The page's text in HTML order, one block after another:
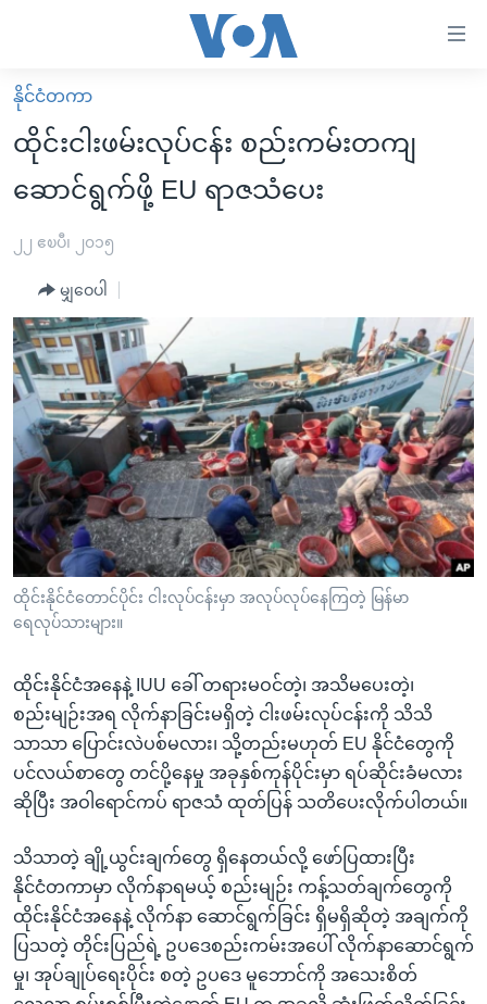
လွယ်ကူ
စေ
များ
အကြောင်းအရာ
သို့
ကျော်
ကြည့်
ရန်
ပင်မ
အ
ညွန်း
စာမျက်နှာ
သို့
ကျော်
ကြည့်
ရှာဖွေ
နေရာ
ကျော်
မူလစာမျက်နှာ
မြန်မာ
ကမ္ဘာ့သတင်းများ
နိုင်ငံတကာ
အစ္စရေး-ပါလက်စတိုင်း
ဗွီဒီယို
ရပ်ဝန်းတခု လမ်းတခု အလွန်
အင်္ဂလိပ်စာလေ့လာမယ်
အမေရိကန်သုံးအီဒီယံ
မကြေးမုံရဲ့ အင်္ဂလိပ်စာ
ရုပ်ရှင်ထဲက အင်္ဂလိပ်စာ
သုတပဒေသာ အင်္ဂလိပ်စာ
အပတ်စဉ်ကဏ္ဍများ
ရေဒီယို
တီဗွီ
ရေဒီယိုနှင့်ရုပ်သံ အချက်အလက်များ
ရေဒီယို/တီဗွီအစီအစဉ်
Learning English
ဗွီအိုအေ လူမှုကွန်ယက်များ
ဘာသာစကားများ
နိုင်ငံတကာ
ထိုင်းငါးဖမ်းလုပ်ငန်း စည်းကမ်းတကျ
ဆောင်ရွက်ဖို့ EU ရာဇသံပေး
၂၂ ဧၿပီ၊ ၂၀၁၅
မျှဝေပါ
ထိုင်းနိုင်ငံတောင်ပိုင်း ငါးလုပ်ငန်းမှာ အလုပ်လုပ်နေကြတဲ့ မြန်မာ
ရေလုပ်သားများ။
ထိုင်းနိုင်ငံအနေနဲ့ IUU ခေါ် တရားမဝင်တဲ့၊ အသိမပေးတဲ့၊
စည်းမျဉ်းအရ လိုက်နာခြင်းမရှိတဲ့ ငါးဖမ်းလုပ်ငန်းကို သိသိ
သာသာ ပြောင်းလဲပစ်မလား၊ သို့တည်းမဟုတ် EU နိုင်ငံတွေကို
ပင်လယ်စာတွေ တင်ပို့နေမှု အခုနှစ်ကုန်ပိုင်းမှာ ရပ်ဆိုင်းခံမလား
ဆိုပြီး အဝါရောင်ကပ် ရာဇသံ ထုတ်ပြန် သတိပေးလိုက်ပါတယ်။
သိသာတဲ့ ချို့ယွင်းချက်တွေ ရှိနေတယ်လို့ ဖော်ပြထားပြီး
နိုင်ငံတကာမှာ လိုက်နာရမယ့် စည်းမျဉ်း ကန့်သတ်ချက်တွေကို
ထိုင်းနိုင်ငံအနေနဲ့ လိုက်နာ ဆောင်ရွက်ခြင်း ရှိမရှိဆိုတဲ့ အချက်ကို
ပြသတဲ့ တိုင်းပြည်ရဲ့ ဥပဒေစည်းကမ်းအပေါ် လိုက်နာဆောင်ရွက်
မှု၊ အုပ်ချုပ်ရေးပိုင်း စတဲ့ ဥပဒေ မူဘောင်ကို အသေးစိတ်